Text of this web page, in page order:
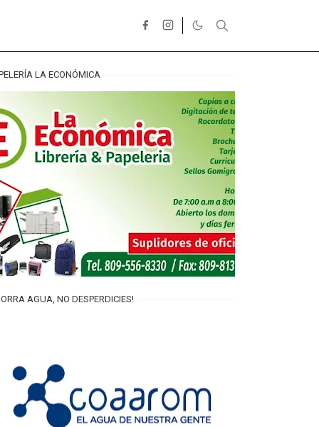
LA ECONÓMICA
AGUA, NO DESPERDICIES!